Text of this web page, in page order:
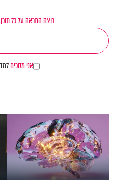
רוצה התראה על כל
אני מסכים